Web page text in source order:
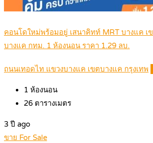
คอนโดใหม่พร้อมอยู่ เสนาคิทท์ MRT บางแค เ
บางแค กทม. 1 ห้องนอน ราคา 1.29 ลบ.
ถนนเทอดไท แขวงบางแค เขตบางแค กรุงเทพ
1 ห้องนอน
26 ตารางเมตร
3 ปี ago
ขาย For Sale